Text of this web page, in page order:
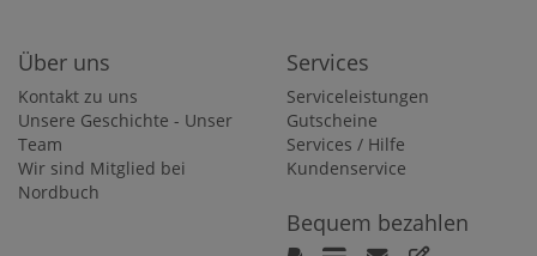
Über uns
Kontakt zu uns
Unsere Geschichte - Unser
Team
Wir sind Mitglied bei
Nordbuch
Services
Serviceleistungen
Gutscheine
Services / Hilfe
Kundenservice
Bequem bezahlen